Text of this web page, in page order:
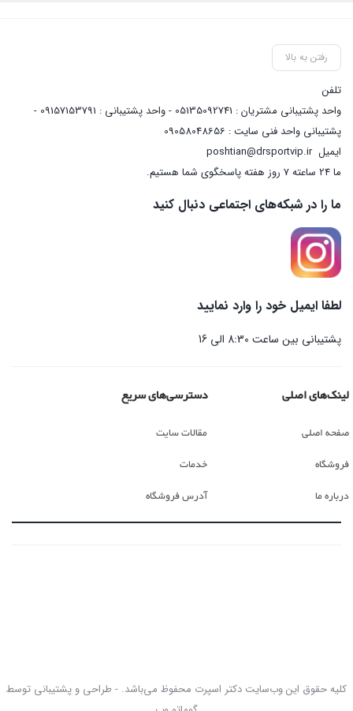
رفتن به بالا
تلفن
واحد پشتیبانی مشتریان : 05135092741 - واحد پشتیبانی : 09157153791 -
پشتیبانی واحد فنی سایت : 09058048656
ایمیلposhtian@drsportvip.ir
ما 24 ساعته 7 روز هفته پاسخگوی شما هستیم.
ما را در شبکه‌های اجتماعی دنبال کنید
لطفا ایمیل خود را وارد نمایید
پشتیبانی بین ساعت 8:30 الی 16
لینک‌های اصلی
صفحه اصلی
فروشگاه
درباره ما
دسترسی‌های سریع
مقالات سایت
خدمات
آدرس فروشگاه
کلیه حقوق این وب‌سایت دکتر اسپرت محفوظ می‌باشد. - طراحی و پشتیبانی توسط